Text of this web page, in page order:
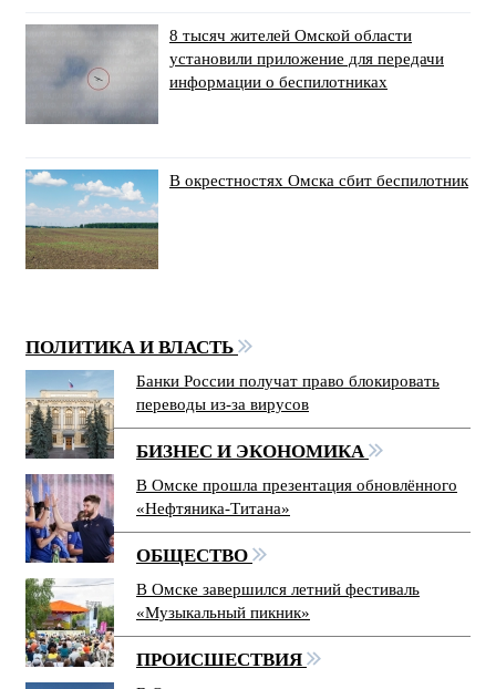
8 тысяч жителей Омской области
установили приложение для передачи
информации о беспилотниках
В окрестностях Омска сбит беспилотник
ПОЛИТИКА И ВЛАСТЬ
Банки России получат право блокировать
переводы из-за вирусов
БИЗНЕС И ЭКОНОМИКА
В Омске прошла презентация обновлённого
«Нефтяника-Титана»
ОБЩЕСТВО
В Омске завершился летний фестиваль
«Музыкальный пикник»
ПРОИСШЕСТВИЯ